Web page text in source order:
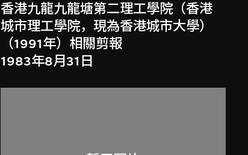
香港九龍九龍塘第二理工學院（香港
城市理工學院，現為香港城市大學）
（1991年）相關剪報
1983年8月31日